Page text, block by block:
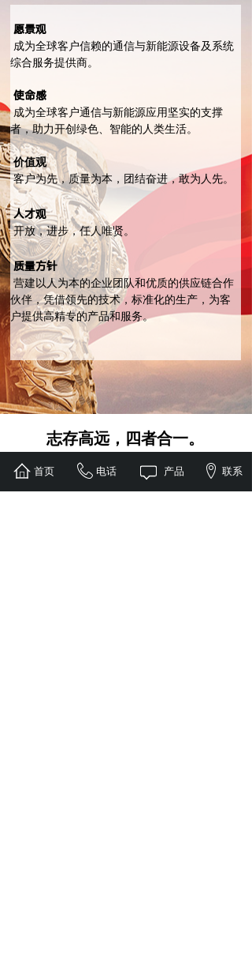
愿景观
成为全球客户信赖的通信与新能源设备及系统
综合服务提供商。
使命感
成为全球客户通信与新能源应用坚实的支撑
者，助力开创绿色、智能的人类生活。
价值观
客户为先，质量为本，团结奋进，敢为人先。
人才观
开放，进步，任人唯贤。
质量方针
营建以人为本的企业团队和优质的供应链合作
伙伴，凭借领先的技术，标准化的生产，为客
户提供高精专的产品和服务。
志存高远，四者合一。
储不凡之势，集大成之道。
公司在通讯、储能、换电等方面申请了多项发明
首页 电话 产品 联系